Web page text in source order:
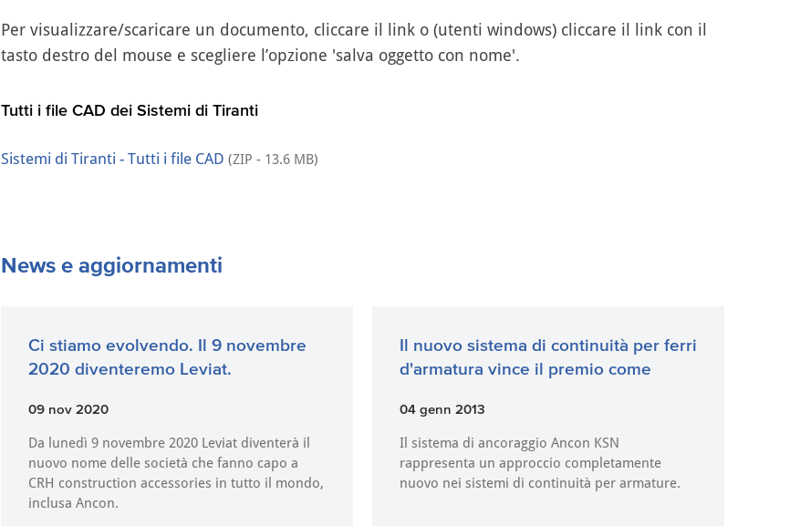
Per visualizzare/scaricare un documento, cliccare il link o (utenti windows) cliccare il link con il
tasto destro del mouse e scegliere l’opzione 'salva oggetto con nome'.
Tutti i file CAD dei Sistemi di Tiranti
Sistemi di Tiranti - Tutti i file CAD (ZIP - 13.6 MB)
News e aggiornamenti
Ci stiamo evolvendo. Il 9 novembre
2020 diventeremo Leviat.
09 nov 2020
Da lunedì 9 novembre 2020 Leviat diventerà il
nuovo nome delle società che fanno capo a
CRH construction accessories in tutto il mondo,
inclusa Ancon.
Il nuovo sistema di continuità per ferri
d'armatura vince il premio come
04 genn 2013
Il sistema di ancoraggio Ancon KSN
rappresenta un approccio completamente
nuovo nei sistemi di continuità per armature.